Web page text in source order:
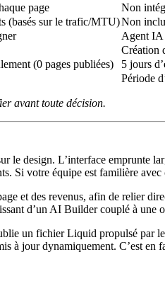
page
Non
(basés sur le trafic/MTU)Non
Agent IA
Création
(0 pages publiées)
5 jours
Période
avant toute décision.
le design. L’interface emprunte
Si votre équipe est familière
et des revenus, afin de relier
d’un AI Buildercouplé à une
un fichier Liquid propulsé par
à jour dynamiquement. C’est